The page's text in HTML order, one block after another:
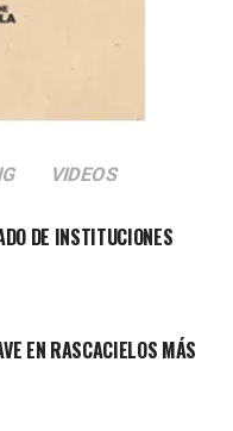
VIDEOS
DE INSTITUCIONES
EN RASCACIELOS MÁS